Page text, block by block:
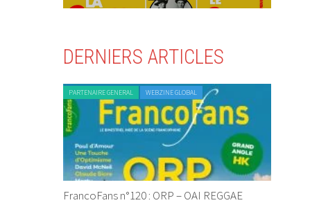
DERNIERS ARTICLES
PARTENAIRE GENERAL WEBZINE GLOBAL
FrancoFans n°120 : ORP – OAI REGGAE